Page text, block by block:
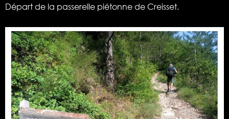
Départ de la passerelle piétonne de Creisset.